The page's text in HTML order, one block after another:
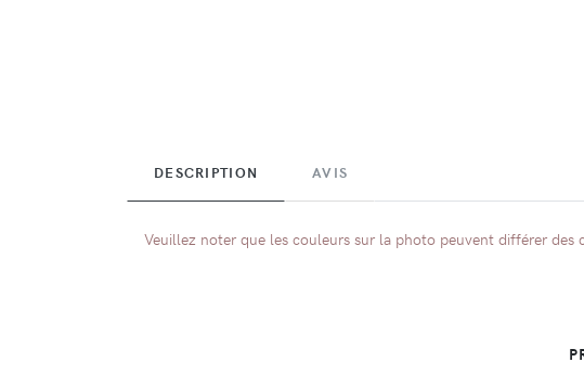
DESCRIPTION AVIS
Veuillez noter que les couleurs sur la photo peuvent différer des